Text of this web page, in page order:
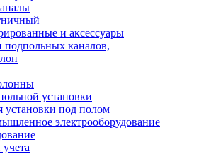
и аксессуары
каналов,
установки
установки под полом
электрооборудование